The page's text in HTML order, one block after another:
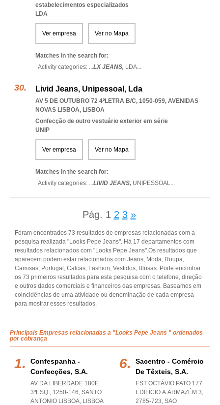
estabelecimentos especializados
LDA
Ver empresa Ver no Mapa
Matches in the search for:
Activity categories: ...LX JEANS, LDA...
Livid Jeans, Unipessoal, Lda
AV 5 DE OUTUBRO 72 4ºLETRA B/C, 1050-059, AVENIDAS
NOVAS LISBOA, LISBOA
Confecção de outro vestuário exterior em série
UNIP
Ver empresa Ver no Mapa
Matches in the search for:
Activity categories: ...LIVID JEANS, UNIPESSOAL...
Pág. 1 2 3 »
Foram encontrados 73 resultados de empresas relacionadas com a
pesquisa realizada "Looks Pepe Jeans". Há 17 departamentos com
resultados relacionados com "Looks Pepe Jeans".Os resultados que
aparecem podem estar relacionados com Jeans, Moda, Roupa,
Camisas, Portugal, Calcas, Fashion, Vestidos, Blusas. Pode encontrar
os 73 primeiros resultados para esta pesquisa com o telefone, direção
e outros dados comerciais e financeiros das empresas. Baseamos em
coincidências de uma atividade ou denominação de cada empresa
para mostrar esses resultados.
Principais Empresas relacionadas a "Looks Pepe Jeans " ordenados
por cobrança
Confespanha -
Confecções, S.a.
AV DA LIBERDADE 180E
3ºESQ., 1250-146, SANTO
ANTONIO LISBOA, LISBOA
Sacentro - Comércio
De Têxteis, S.a.
EST OCTÁVIO PATO 177
EDIFÍCIO A ARMAZÉM 3,
2785-723, SAO